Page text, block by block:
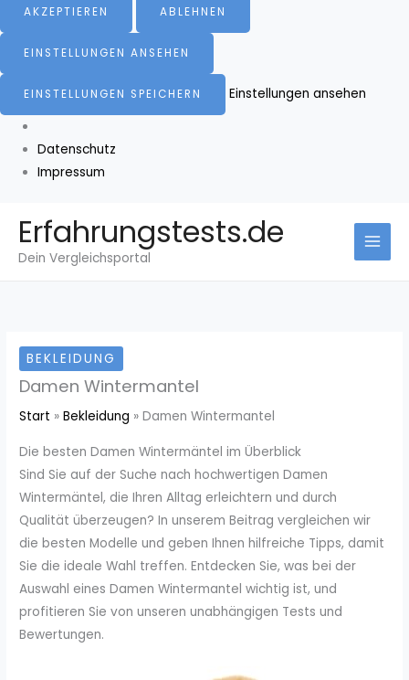
AKZEPTIEREN ABLEHNEN
EINSTELLUNGEN ANSEHEN
EINSTELLUNGEN SPEICHERN Einstellungen ansehen
Datenschutz
Impressum
Inhalt
springen
Erfahrungstests.de
Dein Vergleichsportal
BEKLEIDUNG
Damen Wintermantel
Start Bekleidung Damen Wintermantel
Die besten Damen Wintermäntel im Überblick
Sind Sie auf der Suche nach hochwertigen Damen
Wintermäntel, die Ihren Alltag erleichtern und durch
Qualität überzeugen? In unserem Beitrag vergleichen wir
die besten Modelle und geben Ihnen hilfreiche Tipps, damit
Sie die ideale Wahl treffen. Entdecken Sie, was bei der
Auswahl eines Damen Wintermantel wichtig ist, und
profitieren Sie von unseren unabhängigen Tests und
Bewertungen.